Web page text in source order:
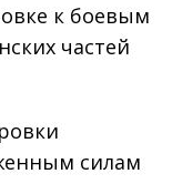
к боевым
частей
силам